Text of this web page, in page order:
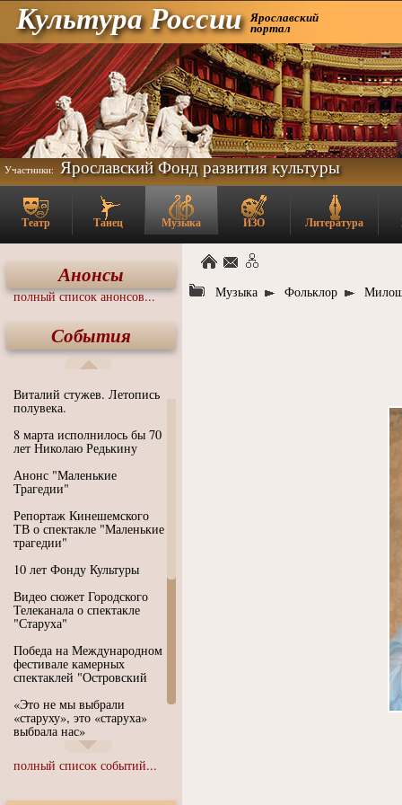
Культура России Ярославский
портал
Участники: Ярославский Фонд развития культуры
Театр Танец Музыка ИЗО Литература
Анонсы
полный список анонсов...
События
Виталий стужев. Летопись
полувека.
8 марта исполнилось бы 70
лет Николаю Редькину
Анонс "Маленькие
Трагедии"
Репортаж Кинешемского
ТВ о спектакле "Маленькие
трагедии"
10 лет Фонду Культуры
Видео сюжет Городского
Телеканала о спектакле
"Старуха"
Победа на Международном
фестивале камерных
спектаклей "Островский
«Это не мы выбрали
«старуху», это «старуха»
выбрала нас»
Иммерсивный спектакль
"Язык чистого полета
полный список событий...
Музыка Фольклор